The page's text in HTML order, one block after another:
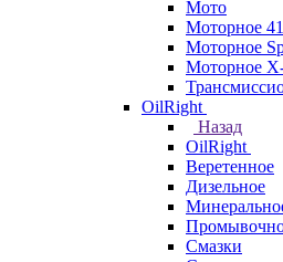
Мото
Моторное
Моторное
Моторное
OilRight
Назад
OilRight
Веретенное
Дизельное
Смазки